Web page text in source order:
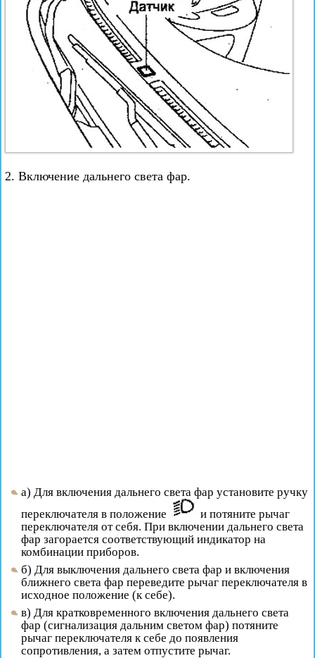
2. Включение дальнего света фар.
а) Для включения дальнего света фар установите ручку
переключателя в положение
и потяните рычаг
переключателя от себя. При включении дальнего света
фар загорается соответствующий индикатор на
комбинации приборов.
б) Для выключения дальнего света фар и включения
ближнего света фар переведите рычаг переключателя в
исходное положение (к себе).
в) Для кратковременного включения дальнего света
фар (сигнализация дальним светом фар) потяните
рычаг переключателя к себе до появления
сопротивления, а затем отпустите рычаг.